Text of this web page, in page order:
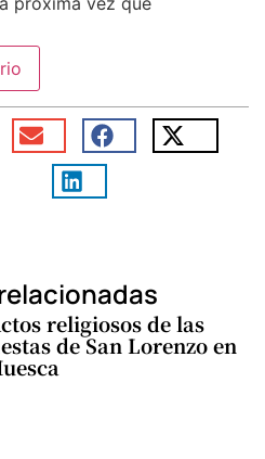
religiosos de las
de San Lorenzo en